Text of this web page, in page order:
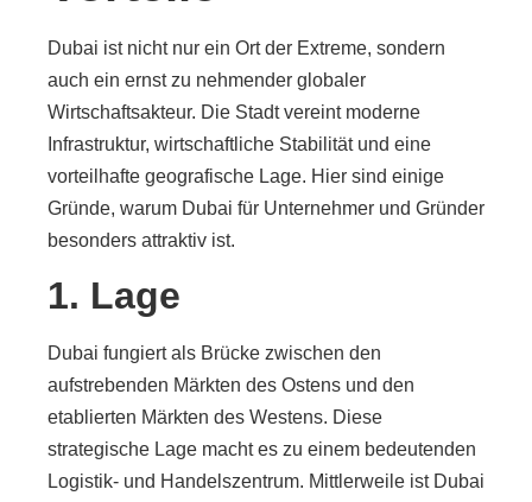
Dubai ist nicht nur ein Ort der Extreme, sondern
auch ein ernst zu nehmender globaler
Wirtschaftsakteur. Die Stadt vereint moderne
Infrastruktur, wirtschaftliche Stabilität und eine
vorteilhafte geografische Lage. Hier sind einige
Gründe, warum Dubai für Unternehmer und Gründer
besonders attraktiv ist.
1. Lage
Dubai fungiert als Brücke zwischen den
aufstrebenden Märkten des Ostens und den
etablierten Märkten des Westens. Diese
strategische Lage macht es zu einem bedeutenden
Logistik- und Handelszentrum. Mittlerweile ist Dubai